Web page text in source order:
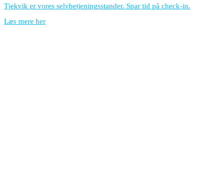
Tjekvik er vores selvbetjeningsstander. Spar tid på check-in.
Læs mere her